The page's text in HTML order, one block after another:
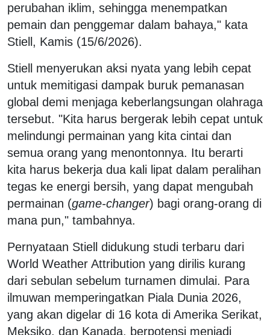
perubahan iklim, sehingga menempatkan
pemain dan penggemar dalam bahaya," kata
Stiell, Kamis (15/6/2026).
Stiell menyerukan aksi nyata yang lebih cepat
untuk memitigasi dampak buruk pemanasan
global demi menjaga keberlangsungan olahraga
tersebut. "Kita harus bergerak lebih cepat untuk
melindungi permainan yang kita cintai dan
semua orang yang menontonnya. Itu berarti
kita harus bekerja dua kali lipat dalam peralihan
tegas ke energi bersih, yang dapat mengubah
permainan (game-changer) bagi orang-orang di
mana pun," tambahnya.
Pernyataan Stiell didukung studi terbaru dari
World Weather Attribution yang dirilis kurang
dari sebulan sebelum turnamen dimulai. Para
ilmuwan memperingatkan Piala Dunia 2026,
yang akan digelar di 16 kota di Amerika Serikat,
Meksiko, dan Kanada, berpotensi menjadi